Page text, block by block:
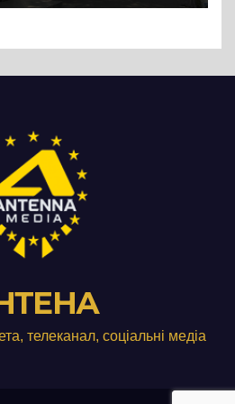
телеканал, соціальні медіа